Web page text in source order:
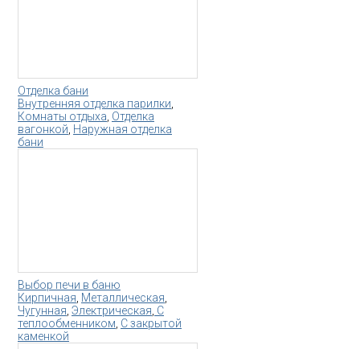
Отделка бани
Внутренняя отделка парилки
Комнаты отдыха Отделка
вагонкой Наружная отделка
бани
Выбор печи в баню
Кирпичная Металлическая
Чугунная Электрическая С
теплообменником С закрытой
каменкой